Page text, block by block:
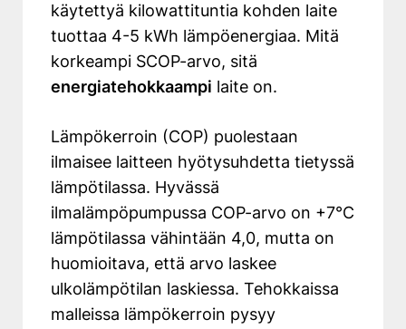
käytettyä kilowattituntia kohden laite
tuottaa 4-5 kWh lämpöenergiaa. Mitä
korkeampi SCOP-arvo, sitä
energiatehokkaampi laite on.
Lämpökerroin (COP) puolestaan
ilmaisee laitteen hyötysuhdetta tietyssä
lämpötilassa. Hyvässä
ilmalämpöpumpussa COP-arvo on +7°C
lämpötilassa vähintään 4,0, mutta on
huomioitava, että arvo laskee
ulkolämpötilan laskiessa. Tehokkaissa
malleissa lämpökerroin pysyy